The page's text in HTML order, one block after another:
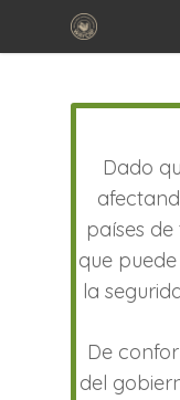
Dado
países
que
la
De
del